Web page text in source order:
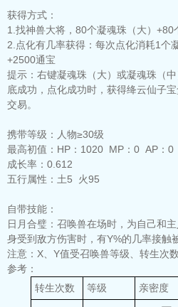
获得方式：
1.找神兽大将，80个凝魂珠（大）
2.点化有几率获得：每次点化消耗1个
+2500通宝
提示： 右键凝魂珠（大）或凝魂珠（
底成功，点化成功时，获得绛云仙子
交易。
携带等级： 人物≥30级
最高初值： HP：1020 MP：0 AP：0
成长率： 0.612
五行属性： 土5 火95
自带技能：
日月合璧： 召唤兽在场时，为自己和
身受到敌方伤害时，有Y%的几率接触
注意： X、Y值受召唤兽等级、转生次
参考：
转生次数
等级 亲密度